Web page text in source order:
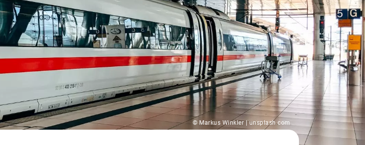
© Markus Winkler | unsplash.com